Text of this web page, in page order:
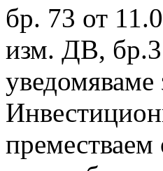
бр. 73 от
изм. ДВ,
уведомяваме
преместваем